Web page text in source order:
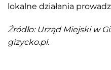
lokalne działania
Źródło: Urząd Miejski w
gizycko.pl.